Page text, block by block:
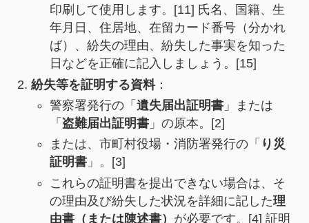
印刷して使用します。[11] 氏名、国籍、生
年月日、住居地、在留カード番号（分かれ
ば）、紛失の理由、紛失した事実を知った
日などを正確に記入しましょう。[15]
紛失等を証明する資料：
警察署発行の「 遺失届出証明書」または
「 盗難届出証明書」の原本。[2]
または、市町村役場・消防署発行の「 り災
証明書」。[3]
これらの証明書を提出できない場合は、そ
の理由及び紛失した状況を詳細に記した理
由書（または陳述書） が必要です。[4] 証明